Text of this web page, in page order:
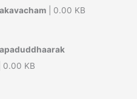
| 0.00 KB
aapaduddhaarak
| 0.00 KB